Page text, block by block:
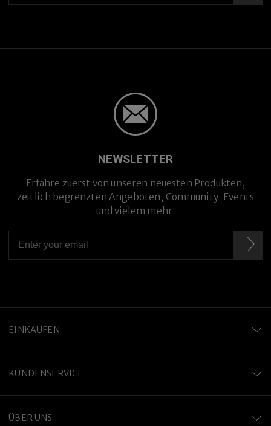
NEWSLETTER
Erfahre zuerst von unseren neuesten Produkten,
zeitlich begrenzten Angeboten, Community-Events
und vielem mehr.
EINKAUFEN
KUNDENSERVICE
ÜBER UNS